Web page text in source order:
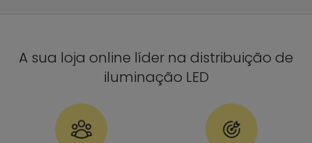
A sua loja online líder na distribuição de
iluminação LED